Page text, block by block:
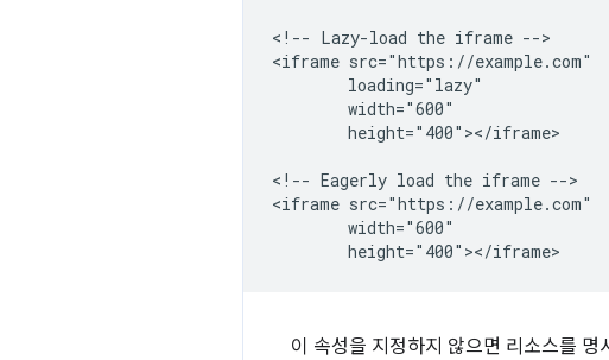
<!-- Lazy-load the iframe -->
<iframe src="https://example.com"
        loading="lazy"
        width="600"
        height="400"></iframe>
<!-- Eagerly load the iframe -->
<iframe src="https://example.com"
        width="600"
이 속성을 지정하지 않으면 리소스를